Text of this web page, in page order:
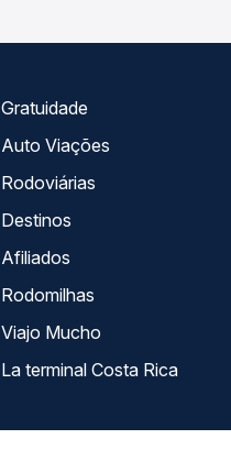
Gratuidade
Auto Viações
Rodoviárias
Destinos
Afiliados
Rodomilhas
Viajo Mucho
La terminal Costa Rica